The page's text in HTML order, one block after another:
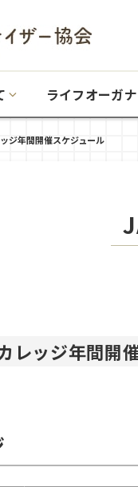
ライフオーガ
ジ年間開催スケジュール
レッジ年間開